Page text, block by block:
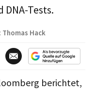
Tests.
Thomas Hack
berichtet,